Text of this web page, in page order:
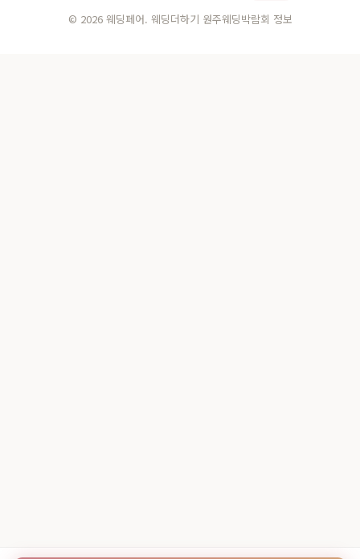
© 2026 웨딩페어. 웨딩더하기 원주웨딩박람회 정보